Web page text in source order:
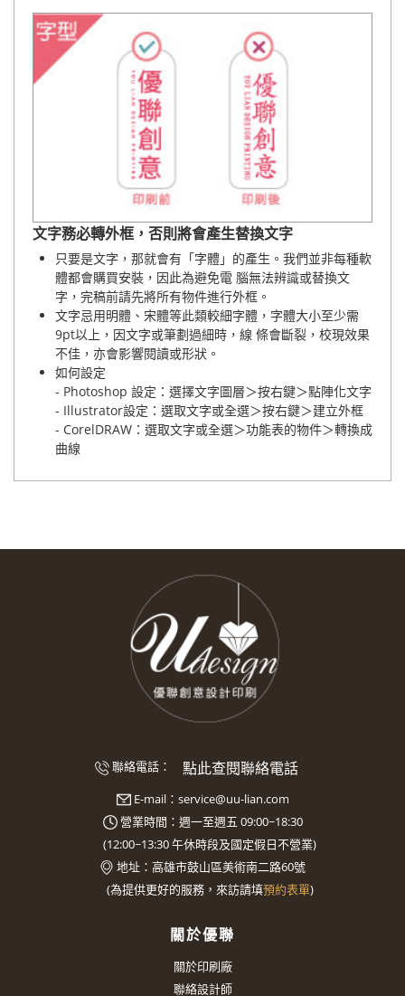
文字務必轉外框，否則將會產生替換文字
只要是文字，那就會有「字體」的產生。我們並非每種軟
體都會購買安裝，因此為避免電 腦無法辨識或替換文
字，完稿前請先將所有物件進行外框。
文字忌用明體、宋體等此類較細字體，字體大小至少需
9pt以上，因文字或筆劃過細時，線 條會斷裂，校現效果
不佳，亦會影響閱讀或形狀。
如何設定
- Photoshop 設定：選擇文字圖層＞按右鍵＞點陣化文字
- Illustrator設定：選取文字或全選＞按右鍵＞建立外框
- CorelDRAW：選取文字或全選＞功能表的物件＞轉換成
曲線
聯絡電話： 點此查閱聯絡電話
E-mail： service@uu-lian.com
營業時間：週一至週五 09:00~18:30
(12:00~13:30午休時段及國定假日不營業)
地址： 高雄市鼓山區美術南二路60號
(為提供更好的服務，來訪請填預約表單)
關於優聯
關於印刷廠
聯絡設計師